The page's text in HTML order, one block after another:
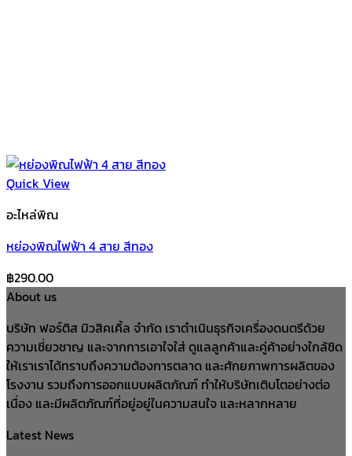
Quick View
อะไหล่พิณ
หย่องพิณไฟฟ้า 4 สาย สีทอง
฿290.00
About us
บริษัท ฟอร์ติส มิวสิคเคิ้ล จำกัด เราดำเนินธุรกิจเครื่องดนตรีด้วย
ความเชี่ยวชาญ และจากการเอาใจใส่ ดูแลลูกค้าและคู่ค้าอย่างใกล้ชิด
ให้เราเราได้ทราบถึงความต้องการตลาด และศักยภาพการผลิตของ
โรงงาน รวมถึงการออกแบบผลิตภัณฑ์ ทำให้บริษัทเติบโตอย่างต่อ
เนื่อง และมีผลิตภัณฑ์ที่อยู่อยู่ในความสนใจ และหลากหลาย
Latest News